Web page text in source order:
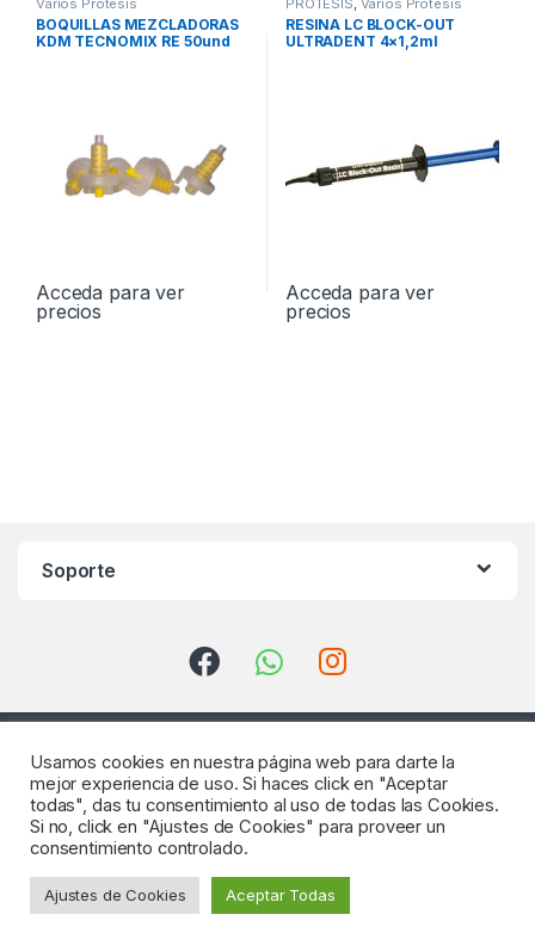
BOQUILLAS MEZCLADORAS
KDM TECNOMIX RE 50und
Acceda para ver
precios
RESINA LC BLOCK-OUT
ULTRADENT 4×1,2ml
Acceda para ver
precios
Soporte
¿Consultas? Llámenos
922 64 18 04
Usamos cookies en nuestra página web para darte la
mejor experiencia de uso. Si haces click en "Aceptar
todas", das tu consentimiento al uso de todas las Cookies.
Si no, click en "Ajustes de Cookies" para proveer un
consentimiento controlado.
Ajustes de Cookies Aceptar Todas